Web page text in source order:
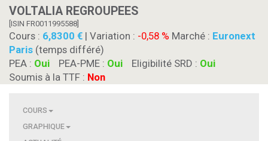
VOLTALIA REGROUPEES
[ISIN FR0011995588]
Cours : 6,8300 | Variation : -0,58 % Marché : Euronext
Paris (temps différé)
PEA : Oui PEA-PME : Oui Eligibilité SRD : Oui
Soumis à la TTF : Non
COURS
GRAPHIQUE